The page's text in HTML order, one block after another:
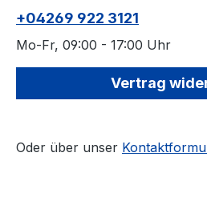
+04269 922 3121
Mo-Fr, 09:00 - 17:00 Uhr
Vertrag
Oder über unser